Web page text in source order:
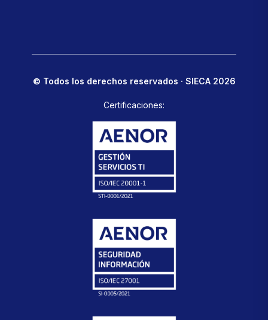
© Todos los derechos reservados · SIECA 2026
Certificaciones: